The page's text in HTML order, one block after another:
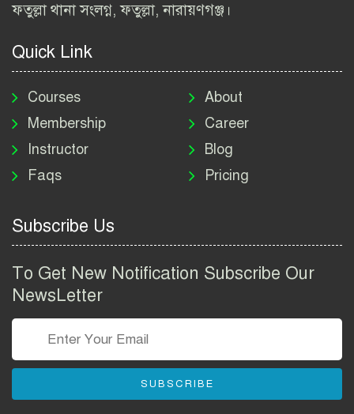
২০২৬ | BIWTA Job Circular
নিয়োগ বিজ্ঞপ্তি ২০২৬ | DNC
Job Circular 2026
পাসপোর্ট করতে কি কি লাগে
২০২৬ | ই-পাসপোর্ট আবেদন ও
Group Job Circular 2026
তথ্য অধিদপ্তর নিয়োগ বিজ্ঞপ্তি
বাংলাদেশ পুলিশ এএসআই
ফতুল্লা থানা সংলগ্ন, ফতুল্লা, নারায়ণগঞ্জ।
Quick Link
Courses
Membership
Instructor
Faqs
About
Career
Blog
Pricing
Subscribe Us
To Get New Notification Subscribe Our
NewsLetter
SUBSCRIBE